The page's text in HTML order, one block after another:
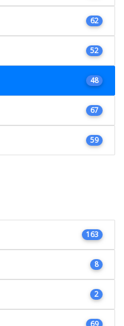
62
52
48
67
59
163
8
2
69